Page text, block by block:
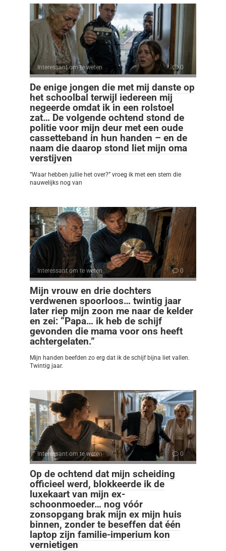
Interessant om te weten 0
De enige jongen die met mij danste op
het schoolbal terwijl iedereen mij
negeerde omdat ik in een rolstoel
zat… De volgende ochtend stond de
politie voor mijn deur met een oude
cassetteband in hun handen – en de
naam die daarop stond liet mijn oma
verstijven
“Waar hebben jullie het over?” vroeg ik met een stem die
nauwelijks nog van
Interessant om te weten 0
Mijn vrouw en drie dochters
verdwenen spoorloos… twintig jaar
later riep mijn zoon me naar de kelder
en zei: “Papa… ik heb de schijf
gevonden die mama voor ons heeft
achtergelaten.”
Mijn handen beefden zo erg dat ik de schijf bijna liet vallen.
Twintig jaar.
Interessant om te weten 0
Op de ochtend dat mijn scheiding
officieel werd, blokkeerde ik de
luxekaart van mijn ex-
schoonmoeder… nog vóór
zonsopgang brak mijn ex mijn huis
binnen, zonder te beseffen dat één
laptop zijn familie-imperium kon
vernietigen